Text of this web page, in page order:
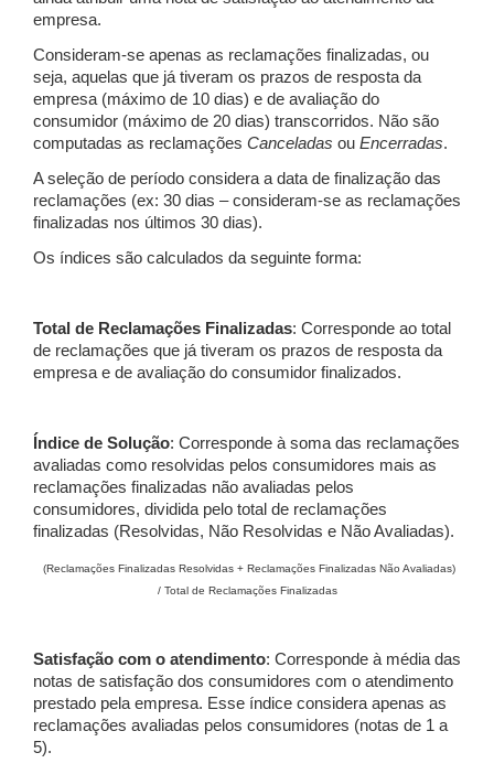
empresa.
Consideram-se apenas as reclamações finalizadas, ou
seja, aquelas que já tiveram os prazos de resposta da
empresa (máximo de 10 dias) e de avaliação do
consumidor (máximo de 20 dias) transcorridos. Não são
computadas as reclamações Canceladas ou Encerradas.
A seleção de período considera a data de finalização das
reclamações (ex: 30 dias – consideram-se as reclamações
finalizadas nos últimos 30 dias).
Os índices são calculados da seguinte forma:
Total de Reclamações Finalizadas: Corresponde ao total
de reclamações que já tiveram os prazos de resposta da
empresa e de avaliação do consumidor finalizados.
Índice de Solução: Corresponde à soma das reclamações
avaliadas como resolvidas pelos consumidores mais as
reclamações finalizadas não avaliadas pelos
consumidores, dividida pelo total de reclamações
finalizadas (Resolvidas, Não Resolvidas e Não Avaliadas).
(Reclamações Finalizadas Resolvidas + Reclamações Finalizadas Não Avaliadas)
/ Total de Reclamações Finalizadas
Satisfação com o atendimento: Corresponde à média das
notas de satisfação dos consumidores com o atendimento
prestado pela empresa. Esse índice considera apenas as
reclamações avaliadas pelos consumidores (notas de 1 a
5).